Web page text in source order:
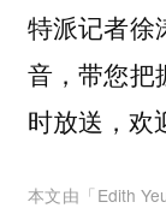
特派记者徐
音，带您把
时放送，欢
本文由「 Edith